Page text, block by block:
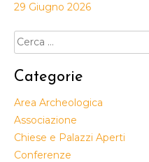
29 Giugno 2026
Ricerca
per:
Categorie
Area Archeologica
Associazione
Chiese e Palazzi Aperti
Conferenze